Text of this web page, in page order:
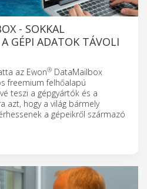
- SOKKAL
GÉPI ADATOK TÁVOLI
az Ewon® DataMailbox
freemium felhőalapú
teszi a gépgyártók és a
azt, hogy a világ bármely
a gépeikről származó